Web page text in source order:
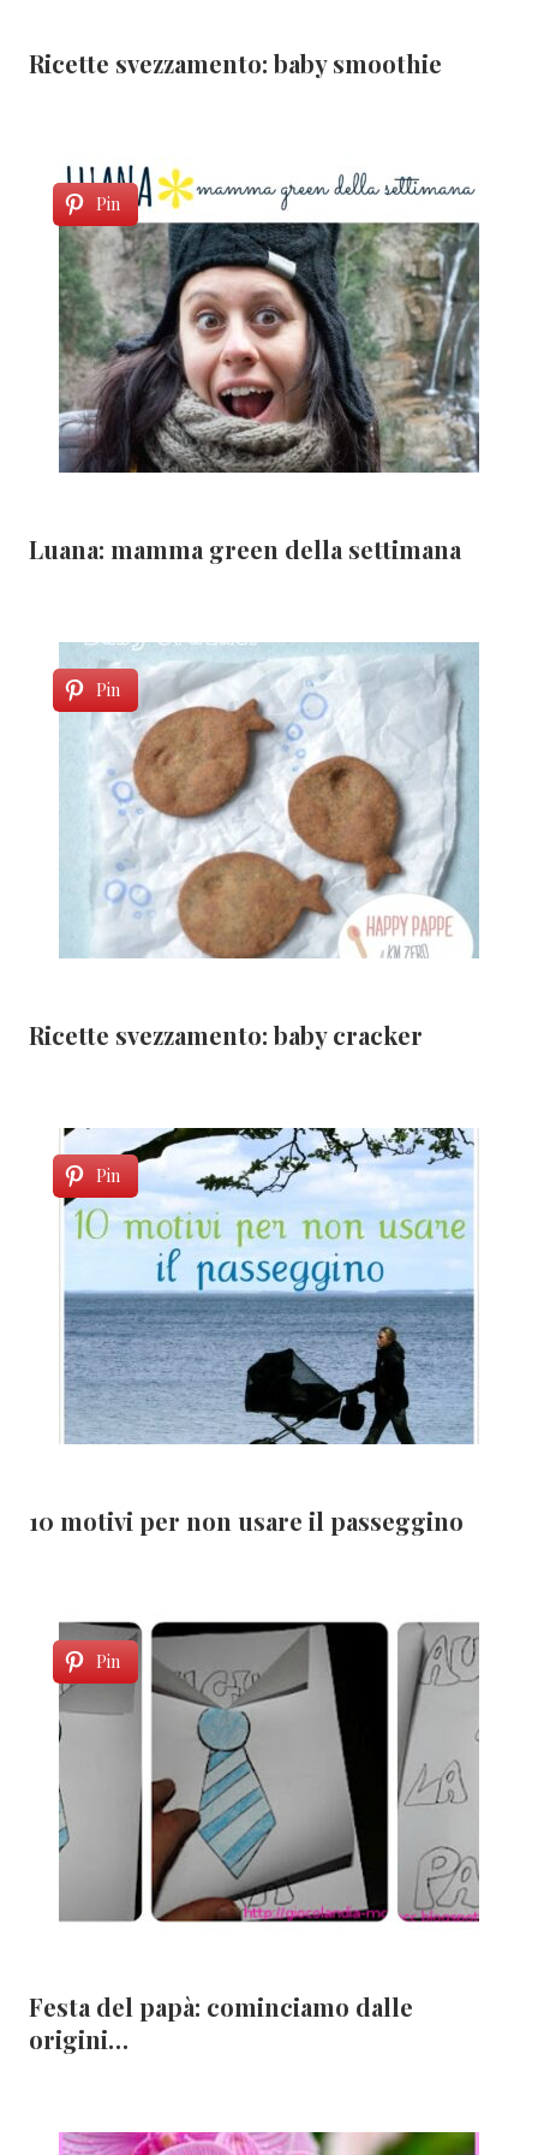
Ricette svezzamento: baby smoothie
Pin
Luana: mamma green della settimana
Pin
Ricette svezzamento: baby cracker
Pin
10 motivi per non usare il passeggino
Pin
Festa del papà: cominciamo dalle
origini…